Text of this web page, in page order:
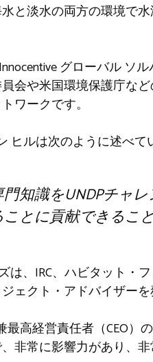
と淡水の両方の環境で
グローバル ソ
会や米国環境保護庁な
ワークです。
ヒルは次のように述べて
門知識をUNDPチャ
とに貢献できるこ
は、IRC、ハビタット・
ェクト・アドバイザーを
最高経営責任者（CEO）
非常に影響力があり、非